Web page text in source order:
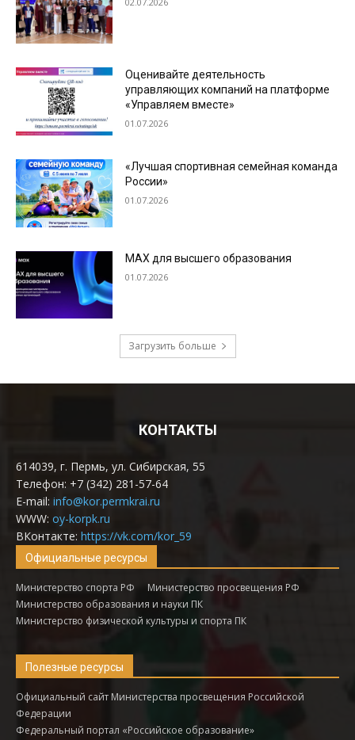
КОНТАКТЫ
614039, г. Пермь, ул. Сибирская, 55
Телефон: +7 (342) 281-57-64
E-mail: info@kor.permkrai.ru
WWW: oy-korpk.ru
ВКонтакте: https://vk.com/kor_59
Официальные ресурсы
Министерство спорта РФ
Министерство просвещения РФ
Министерство образования и науки ПК
Министерство физической культуры и спорта ПК
Полезные ресурсы
Официальный сайт Министерства просвещения Российской
Федерации
Федеральный портал «Российское образование»